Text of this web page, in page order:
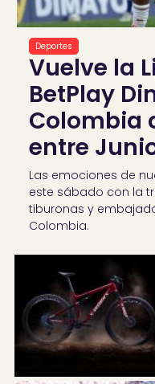
Deportes
Vuelve la
BetPlay
Colombia
entre
Las emociones de
este sábado con la
tiburonas y
Colombia.